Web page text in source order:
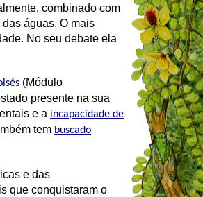
combinado com
águas. O mais
No seu debate ela
(Módulo
presente na sua
e a incapacidade de
tem buscado
e das
que conquistaram o